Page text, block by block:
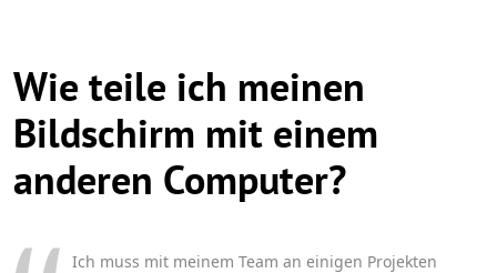
Wie teile ich meinen
Bildschirm mit einem
anderen Computer?
Ich muss mit meinem Team an einigen Projekten